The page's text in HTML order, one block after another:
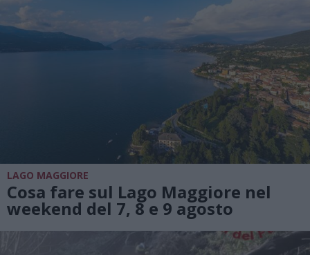
LAGO MAGGIORE
Cosa fare sul Lago Maggiore nel
weekend del 7, 8 e 9 agosto